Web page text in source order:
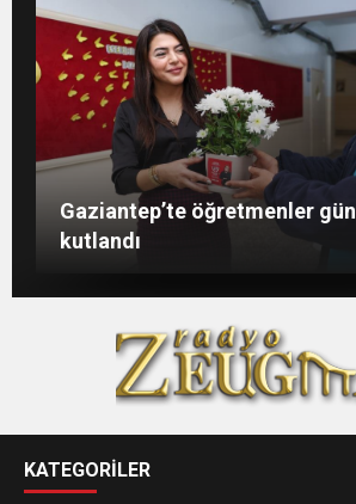
Konukoğlu: Türkiye ekonomisine 11 farklı
sektörde değer katıyoruz
Gaziantep’te öğretmenler
kutlandı
Şahin: “İstikbalimizi
KATEGORİLER